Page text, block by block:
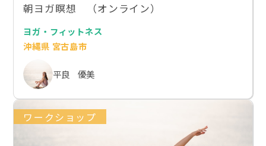
朝ヨガ瞑想 （オンライン）
ヨガ・フィットネス
沖縄県 宮古島市
平良 優美
ワークショップ